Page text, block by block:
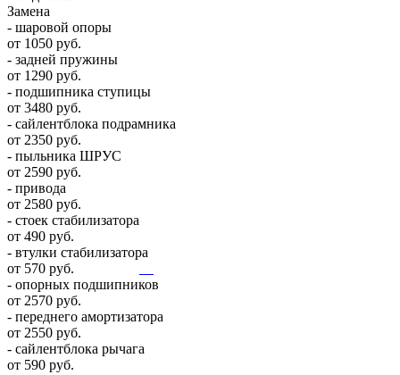
Замена
- шаровой опоры
от 1050 руб.
- задней пружины
от 1290 руб.
- подшипника ступицы
от 3480 руб.
- сайлентблока подрамника
от 2350 руб.
- пыльника ШРУС
от 2590 руб.
- привода
от 2580 руб.
- стоек стабилизатора
от 490 руб.
- втулки стабилизатора
от 570 руб.
- опорных подшипников
от 2570 руб.
- переднего амортизатора
от 2550 руб.
- сайлентблока рычага
от 590 руб.